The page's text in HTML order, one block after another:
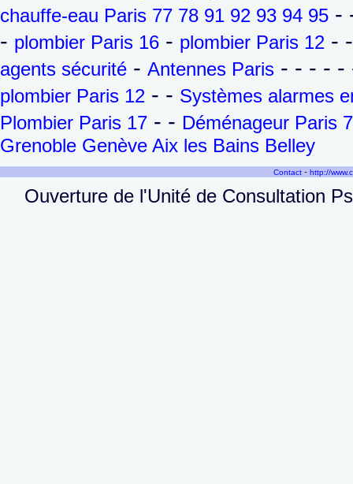
chauffe-eau Paris 77 78 91 92 93 94 95 -
- plombier Paris 16 - plombier Paris 12 -
agents sécurité - Antennes Paris - - - -
plombier Paris 12 - - Systèmes alarmes
Plombier Paris 17 - - Déménageur Paris
Grenoble Genève Aix les Bains Belley
Contact - http://
Ouverture de l'Unité de Consultation